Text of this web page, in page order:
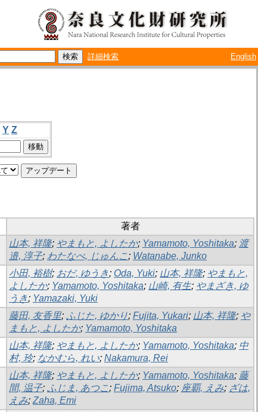
詳細検索 English
Y Z
著者
山本, 祥隆; やまもと, よしたか; Yamamoto, Yoshitaka; 渡
邉, 淳子; わたなべ, じゅんこ; Watanabe, Junko
小田, 裕樹; おだ, ゆうき; Oda, Yuki; 山本, 祥隆; やまもと,
よしたか; Yamamoto, Yoshitaka; 山崎, 有生; やまざき, ゆ
うき; Yamazaki, Yuki
藤田, 友香里; ふじた, ゆかり; Fujita, Yukari; 山本, 祥隆; や
まもと, よしたか; Yamamoto, Yoshitaka
山本, 祥隆; やまもと, よしたか; Yamamoto, Yoshitaka; 中
村, 玲; なかむら, れい; Nakamura, Rei
山本, 祥隆; やまもと, よしたか; Yamamoto, Yoshitaka; 藤
間, 温子; ふじま, あつこ; Fujima, Atsuko; 座覇, えみ; ざは,
えみ; Zaha, Emi